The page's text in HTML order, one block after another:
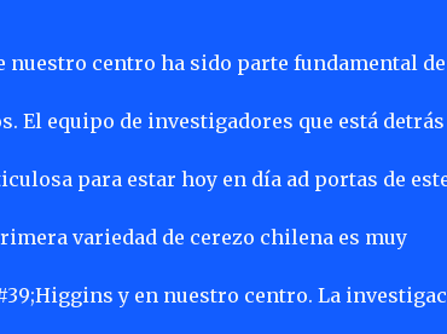
nuestro centro ha sido parte fundamental de
El equipo de investigadores que está detrás
para estar hoy en día ad portas de
variedad de cerezo chilena es muy
y en nuestro centro. La